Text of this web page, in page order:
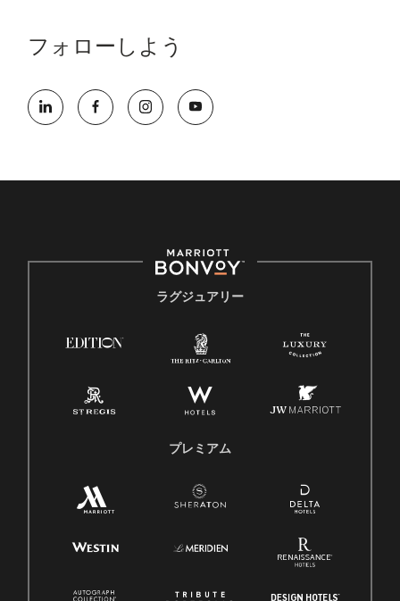
フォローしよう
ラグジュアリー
プレミアム